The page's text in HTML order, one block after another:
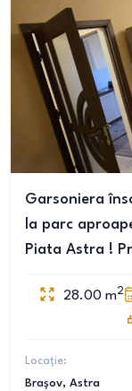
Garsoniera
la parc
Piata Astra !
28.00 m2
Locație:
Brașov, Astra